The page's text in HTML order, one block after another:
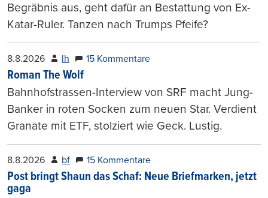
Begräbnis aus, geht dafür an Bestattung von Ex-
Katar-Ruler. Tanzen nach Trumps Pfeife?
8.8.2026 lh 15 Kommentare
Roman The Wolf
Bahnhofstrassen-Interview von SRF macht Jung-
Banker in roten Socken zum neuen Star. Verdient
Granate mit ETF, stolziert wie Geck. Lustig.
8.8.2026 bf 15 Kommentare
Post bringt Shaun das Schaf: Neue Briefmarken, jetzt
gaga